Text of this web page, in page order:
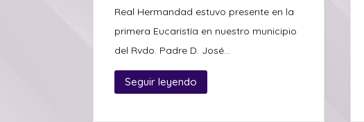
Real Hermandad estuvo presente en la
primera Eucaristía en nuestro municipio
del Rvdo. Padre D. José...
Seguir leyendo